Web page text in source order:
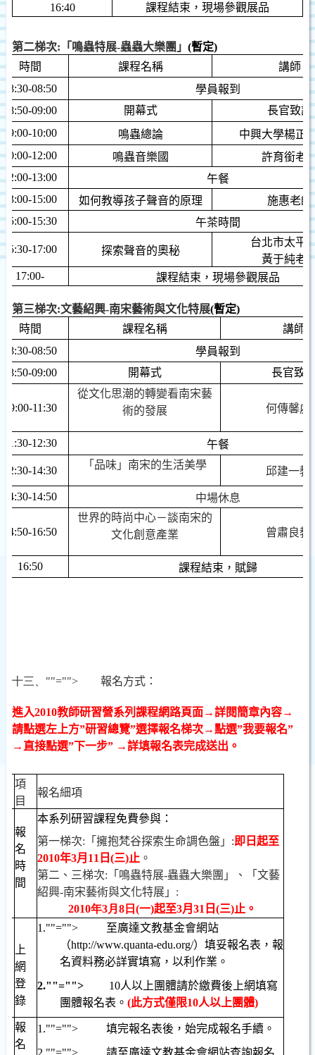
16:40
課程結束，現場參觀展品
第二梯次: 「 鳴蟲特展-蟲蟲大樂團」 (暫定)
時間
課程名稱
講師
08:30-08:50
學員報到
08:50-09:00
開幕式
長官致詞
09:00-10:00
鳴蟲總論 中興大學楊正
10:00-12:00
鳴蟲音樂國 許育銜老
12:00-13:00
午餐
13:00-15:00
如何教導孩子聲音的原理 施惠老師
15:00-15:30
午茶時間
15:30-17:00 探索聲音的奧秘
台北市太平
黃于純老
17:00-
課程結束，現場參觀展品
第三梯次:文藝紹興-南宋藝術與文化特展(暫定)
時間
課程名稱
講師
08:30-08:50
學員報到
08:50-09:00
開幕式 長官致
09:00-11:30
從文化思潮的轉變看南宋藝
術的發展
何傳馨處
11:30-12:30 午餐
12:30-14:30 「品味」南宋的生活美學
邱建一教
14:30-14:50 中場休息
14:50-16:50
世界的時尚中心－談南宋的
文化創意產業
曾肅良教
16:50 課程結束，賦歸
十三、 ""=""> 報名方式：
進入2010教師研習營系列課程網路頁面→詳閱簡章內容→
請點選左上方”研習總覽”選擇報名梯次→點選”我要報名”
→ 直接點選”下一步” →詳填報名表完成送出。
項
目
報名細項
報
名
時
間
本系列研習課程免費參與：
第一梯次: 「擁抱梵谷探索生命調色盤」 : 即日起至
2010年3月 11 日(三)止 。
第二、三梯次: 「 鳴蟲特展-蟲蟲大樂團」、「文藝
紹興-南宋藝術與文化特展」 :
2010年3月8 日(一)起至3月31 日(三)止。
上
網
登
錄
1.""=""> 至廣達文教基金會網站
（http://www.quanta-edu.org/）填妥報名表，報
名資料務必詳實填寫，以利作業 。
2.""=""> 10人以上團體請於繳費後上網填寫
團體報名表。(此方式僅限10人以上團體)
報
名
1.""="">填完報名表後，始完成報名手續。
2. ""="">請至廣達文教基金會網站查詢報名